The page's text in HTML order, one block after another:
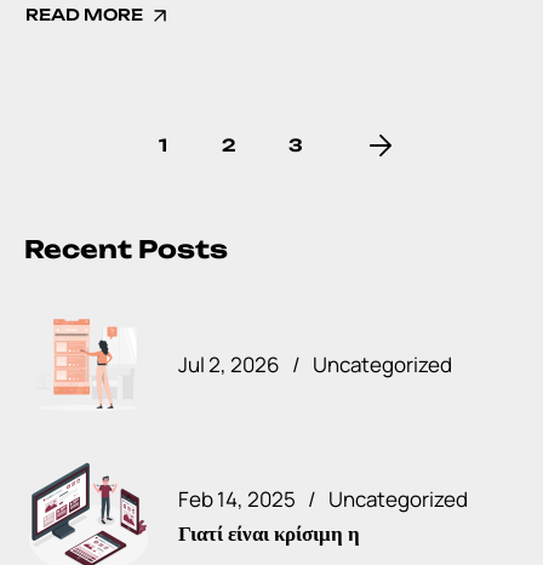
READ MORE
1 2 3
Recent Posts
Jul 2, 2026 Uncategorized
Feb 14, 2025 Uncategorized
Γιατί είναι κρίσιμη η